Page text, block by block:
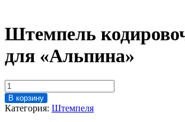
Штемпель
для «Альпина»
Количество
товара
Штемпель
кодировочный
В корзину
Категория: Штемпеля